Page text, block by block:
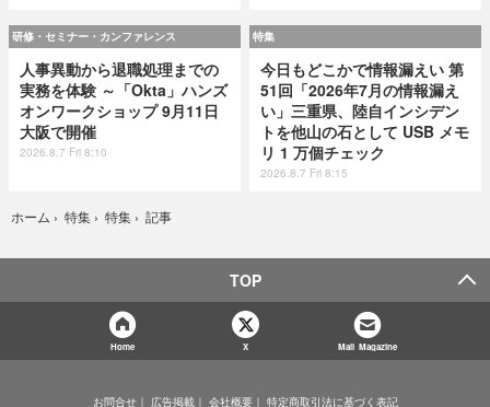
研修・セミナー・カンファレンス
人事異動から退職処理までの
実務を体験 ～「Okta」ハンズ
オンワークショップ 9月11日
大阪で開催
2026.8.7 Fri 8:10
特集
今日もどこかで情報漏えい 第
51回「2026年7月の情報漏え
い」三重県、陸自インシデン
トを他山の石として USB メモ
リ 1 万個チェック
2026.8.7 Fri 8:15
ホーム › 特集 › 特集 › 記事
TOP
Home X Mail Magazine
お問合せ 広告掲載 会社概要 特定商取引法に基づく表記